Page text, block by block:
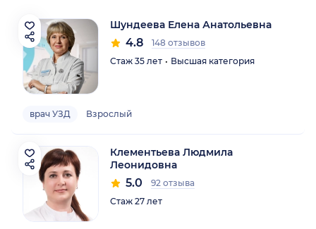
Шундеева Елена Анатольевна
4.8
148 отзывов
Стаж 35 лет
Высшая категория
врач УЗД Взрослый
Клементьева Людмила
Леонидовна
5.0
92 отзыва
Стаж 27 лет